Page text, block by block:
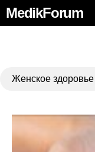
MedikForum
Женское здоровье